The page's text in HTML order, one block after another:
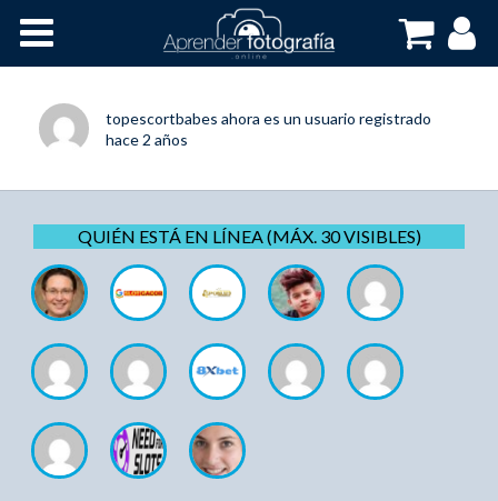
Cursos OnLine
topescortbabes ahora es un usuario registrado
hace 2 años
QUIÉN ESTÁ EN LÍNEA (MÁX. 30 VISIBLES)